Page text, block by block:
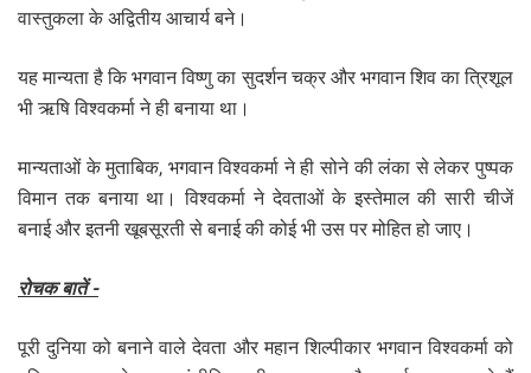
वास्तुकला के अद्वितीय आचार्य बने।
यह मान्यता है कि भगवान विष्णु का सुदर्शन चक्र और भगवान शिव का त्रिशूल
भी ऋषि विश्वकर्मा ने ही बनाया था।
मान्यताओं के मुताबिक, भगवान विश्वकर्मा ने ही सोने की लंका से लेकर पुष्पक
विमान तक बनाया था। विश्वकर्मा ने देवताओं के इस्तेमाल की सारी चीजें
बनाई और इतनी खूबसूरती से बनाई की कोई भी उस पर मोहित हो जाए।
रोचक बातें -
पूरी दुनिया को बनाने वाले देवता और महान शिल्पीकार भगवान विश्वकर्मा को